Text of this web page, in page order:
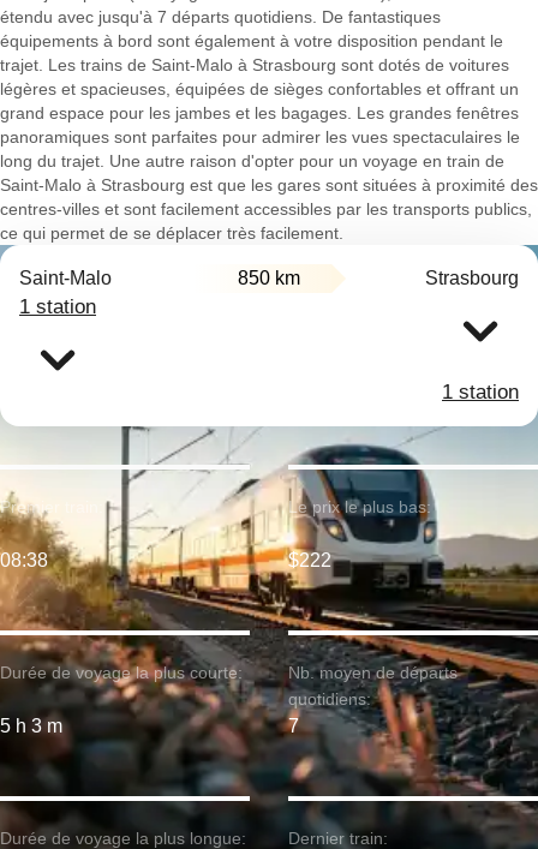
étendu avec jusqu'à 7 départs quotidiens. De fantastiques
équipements à bord sont également à votre disposition pendant le
trajet. Les trains de Saint-Malo à Strasbourg sont dotés de voitures
légères et spacieuses, équipées de sièges confortables et offrant un
grand espace pour les jambes et les bagages. Les grandes fenêtres
panoramiques sont parfaites pour admirer les vues spectaculaires le
long du trajet. Une autre raison d'opter pour un voyage en train de
Saint-Malo à Strasbourg est que les gares sont situées à proximité des
centres-villes et sont facilement accessibles par les transports publics,
ce qui permet de se déplacer très facilement.
Saint-Malo 850 km Strasbourg
1 station
1 station
Durée de voyage la plus courte:
5 h 3 m
Premier train:
08:38
Durée de voyage la plus longue:
Le prix le plus bas:
$222
Nb. moyen de départs
quotidiens:
7
Dernier train: